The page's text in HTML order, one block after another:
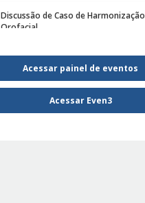
Discussão de Caso de Harmonização
Orofacial
PE Projeto de Reabilitação Funcional
Acessar painel de eventos
Acessar Even3